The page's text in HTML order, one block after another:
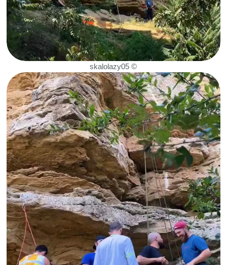
В мае планируется чемпионат по
скалолазанию в Буйнакске, в июне —
открытая тренировка на скалах Тарки-
Тау, а в конце июля — всероссийский
фестиваль.
Скалолазание стало для ребят не просто
хобби, а образом жизни. Они ездят
командой на тренировки и соревнования за
пределы республики, осваивают новые
скалодромы и ищут любую возможность
выбраться в горы, чтобы полазить по
природным скалам.
ВОДНЫЕ ВИДЫ СПОРТА